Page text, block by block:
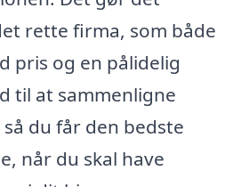
rette firma, som både
pris og en pålidelig
til at sammenligne
du får den bedste
når du skal have